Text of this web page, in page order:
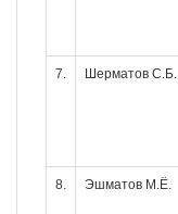
7. Шерматов С.Б.
8. Эшматов М.Ё.